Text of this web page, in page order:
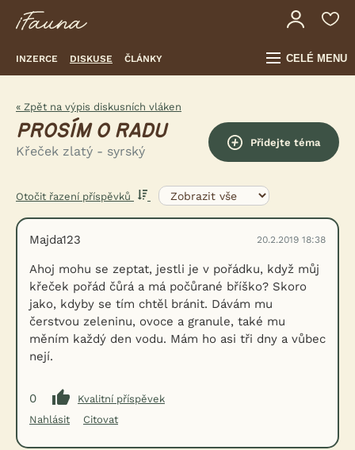
INZERCE DISKUSE ČLÁNKY CELÉ MENU
« Zpět na výpis diskusních vláken
PROSÍM O RADU
Křeček zlatý - syrský
Přidejte téma
Otočit řazení příspěvků
Majda123 20.2.2019 18:38
Ahoj mohu se zeptat, jestli je v pořádku, když můj
křeček pořád čůrá a má počůrané bříško? Skoro
jako, kdyby se tím chtěl bránit. Dávám mu
čerstvou zeleninu, ovoce a granule, také mu
měním každý den vodu. Mám ho asi tři dny a vůbec
nejí.
0
Kvalitní příspěvek
Nahlásit
Citovat